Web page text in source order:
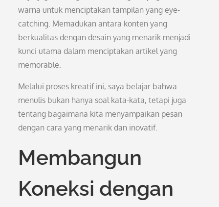
warna untuk menciptakan tampilan yang eye-
catching. Memadukan antara konten yang
berkualitas dengan desain yang menarik menjadi
kunci utama dalam menciptakan artikel yang
memorable.
Melalui proses kreatif ini, saya belajar bahwa
menulis bukan hanya soal kata-kata, tetapi juga
tentang bagaimana kita menyampaikan pesan
dengan cara yang menarik dan inovatif.
Membangun
Koneksi dengan